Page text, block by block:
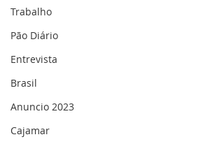
Trabalho
Pão Diário
Entrevista
Brasil
Anuncio 2023
Cajamar